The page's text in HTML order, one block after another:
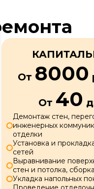
От 8000
От 40
Демонтаж стен,
инженерных
отделки
Установка и
сетей
Выравнивание
стен и потолка,
Укладка напольных